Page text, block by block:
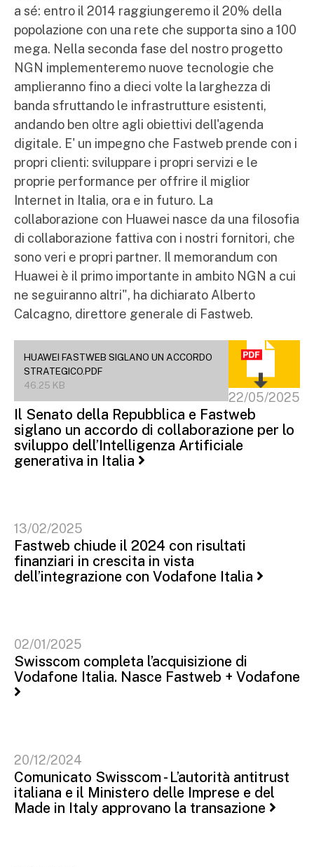
a sé: entro il 2014 raggiungeremo il 20% della
popolazione con una rete che supporta sino a 100
mega. Nella seconda fase del nostro progetto
NGN implementeremo nuove tecnologie che
amplieranno fino a dieci volte la larghezza di
banda sfruttando le infrastrutture esistenti,
andando ben oltre agli obiettivi dell'agenda
digitale. E' un impegno che Fastweb prende con i
propri clienti: sviluppare i propri servizi e le
proprie performance per offrire il miglior
Internet in Italia, ora e in futuro. La
collaborazione con Huawei nasce da una filosofia
di collaborazione fattiva con i nostri fornitori, che
sono veri e propri partner. Il memorandum con
Huawei è il primo importante in ambito NGN a cui
ne seguiranno altri", ha dichiarato Alberto
Calcagno, direttore generale di Fastweb.
HUAWEI FASTWEB SIGLANO UN ACCORDO
STRATEGICO.PDF
46.25 KB
22/05/2025
Il Senato della Repubblica e Fastweb
siglano un accordo di collaborazione per lo
sviluppo dell’Intelligenza Artificiale
generativa in Italia
13/02/2025
Fastweb chiude il 2024 con risultati
finanziari in crescita in vista
dell’integrazione con Vodafone Italia
02/01/2025
Swisscom completa l’acquisizione di
Vodafone Italia. Nasce Fastweb + Vodafone
20/12/2024
Comunicato Swisscom - L’autorità antitrust
italiana e il Ministero delle Imprese e del
Made in Italy approvano la transazione